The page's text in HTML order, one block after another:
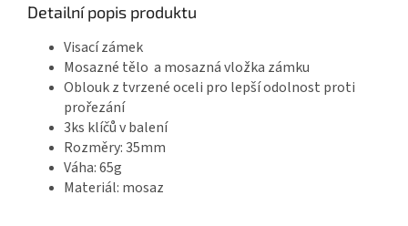
Detailní popis produktu
Visací zámek
Mosazné tělo a mosazná vložka zámku
Oblouk z tvrzené oceli pro lepší odolnost proti
prořezání
3ks klíčů v balení
Rozměry: 35mm
Váha: 65g
Materiál: mosaz